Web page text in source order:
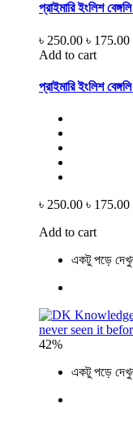
প্রাইমারি ইংলিশ
৳ 250.00 ৳ 175.00
Add to cart
প্রাইমারি ইংলিশ
৳ 250.00 ৳ 175.00
Add to cart
একটু পড়ে
42%
একটু পড়ে